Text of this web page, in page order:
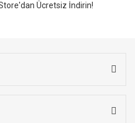
Ücretsiz İndirin!